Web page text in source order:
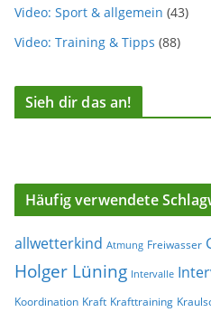
Video: Sport & allgemein (43)
Video: Training & Tipps (88)
Sieh dir das an!
Häufig verwendete
allwetterkind Atmung Freiwasser
Holger Lüning Intervalle
Koordination Kraft Krafttraining